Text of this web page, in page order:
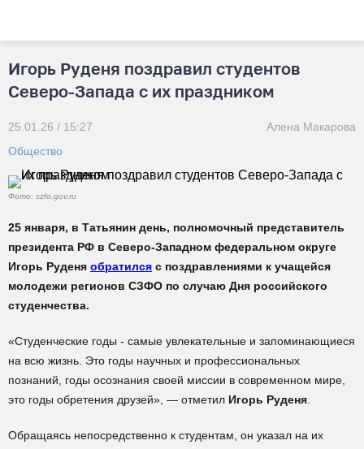
Игорь Руденя поздравил студентов
Северо-Запада с их праздником
25.01.26 / 15:27
Алена Макарова
Общество
Фото: szfo.gov.ru
25 января, в Татьянин день, полномочный представитель
президента РФ в Северо-Западном федеральном округе
Игорь Руденя обратился с поздравлениями к учащейся
молодежи регионов СЗФО по случаю Дня российского
студенчества.
«Студенческие годы - самые увлекательные и запоминающиеся
на всю жизнь. Это годы научных и профессиональных
познаний, годы осознания своей миссии в современном мире,
это годы обретения друзей», — отметил Игорь Руденя
Обращаясь непосредственно к студентам, он указал на их